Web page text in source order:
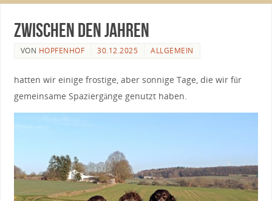
zwischen den Jahren
VON HOPFENHOF 30.12.2025 ALLGEMEIN
hatten wir einige frostige, aber sonnige Tage, die wir für
gemeinsame Spaziergänge genutzt haben.